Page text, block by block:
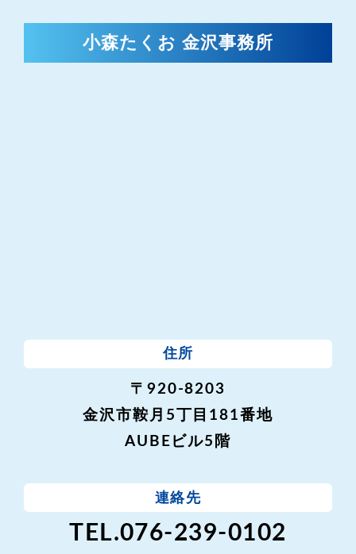
小森たくお 金沢事務所
住所
〒920-8203
金沢市鞍月5丁目181番地
AUBEビル5階
連絡先
TEL.076-239-0102